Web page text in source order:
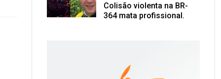
Colisão violenta na BR-
364 mata profissional.